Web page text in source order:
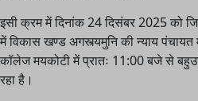
इसी क्रम में दिनांक 24 दिसंबर 2025 को
में विकास खण्ड अगस्त्यमुनि की न्याय
कॉलेज मयकोटी में प्रातः 11:00 बजे से
रहा है।